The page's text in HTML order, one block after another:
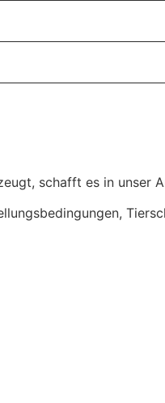
schafft es in unser